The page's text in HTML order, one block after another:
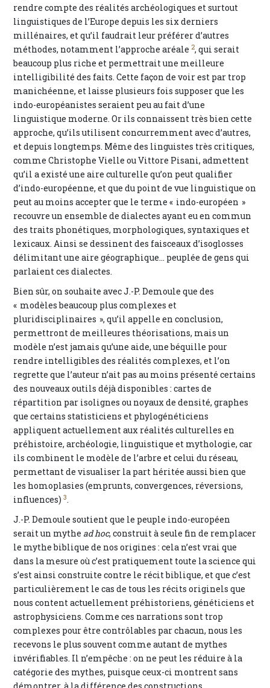
rendre compte des réalités archéologiques et surtout
linguistiques de l’Europe depuis les six derniers
millénaires, et qu’il faudrait leur préférer d’autres
méthodes, notamment l’approche aréale 2, qui serait
beaucoup plus riche et permettrait une meilleure
intelligibilité des faits. Cette façon de voir est par trop
manichéenne, et laisse plusieurs fois supposer que les
indo-européanistes seraient peu au fait d’une
linguistique moderne. Or ils connaissent très bien cette
approche, qu’ils utilisent concurremment avec d’autres,
et depuis longtemps. Même des linguistes très critiques,
comme Christophe Vielle ou Vittore Pisani, admettent
qu’il a existé une aire culturelle qu’on peut qualifier
d’indo-européenne, et que du point de vue linguistique on
peut au moins accepter que le terme « indo-européen »
recouvre un ensemble de dialectes ayant eu en commun
des traits phonétiques, morphologiques, syntaxiques et
lexicaux. Ainsi se dessinent des faisceaux d’isoglosses
délimitant une aire géographique... peuplée de gens qui
parlaient ces dialectes.
Bien sûr, on souhaite avec J.-P. Demoule que des
« modèles beaucoup plus complexes et
pluridisciplinaires », qu’il appelle en conclusion,
permettront de meilleures théorisations, mais un
modèle n’est jamais qu’une aide, une béquille pour
rendre intelligibles des réalités complexes, et l’on
regrette que l’auteur n’ait pas au moins présenté certains
des nouveaux outils déjà disponibles : cartes de
répartition par isolignes ou noyaux de densité, graphes
que certains statisticiens et phylogénéticiens
appliquent actuellement aux réalités culturelles en
préhistoire, archéologie, linguistique et mythologie, car
ils combinent le modèle de l’arbre et celui du réseau,
permettant de visualiser la part héritée aussi bien que
les homoplasies (emprunts, convergences, réversions,
influences) 3.
J.-P. Demoule soutient que le peuple indo-européen
serait un mythe ad hoc, construit à seule fin de remplacer
le mythe biblique de nos origines : cela n’est vrai que
dans la mesure où c’est pratiquement toute la science qui
s’est ainsi construite contre le récit biblique, et que c’est
particulièrement le cas de tous les récits originels que
nous content actuellement préhistoriens, généticiens et
astrophysiciens. Comme ces narrations sont trop
complexes pour être contrôlables par chacun, nous les
recevons le plus souvent comme autant de mythes
invérifiables. Il n’empêche : on ne peut les réduire à la
catégorie des mythes, puisque ceux-ci montrent sans